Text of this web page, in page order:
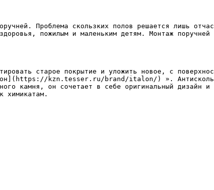
Проблема скользких полов решается лишь
пожилым и маленьким детям. Монтаж
старое покрытие и уложить новое, с
kzn.tesser.ru/brand/italon/) ».
камня, он сочетает в себе оригинальный дизайн и
химикатам.